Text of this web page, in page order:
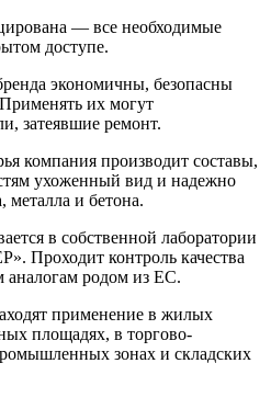
— все необходимые
доступе.
экономичны, безопасны
их могут
затеявшие ремонт.
компания производит составы,
ухоженный вид и надежно
и бетона.
в собственной лаборатории
контроль качества
аналогам родом из ЕС.
применение в жилых
площадях, в торгово-
зонах и складских